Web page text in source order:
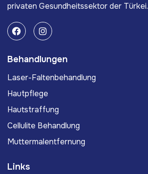
privaten Gesundheitssektor der Türkei.
Behandlungen
Laser-Faltenbehandlung
Hautpflege
Hautstraffung
Cellulite Behandlung
Muttermalentfernung
Links